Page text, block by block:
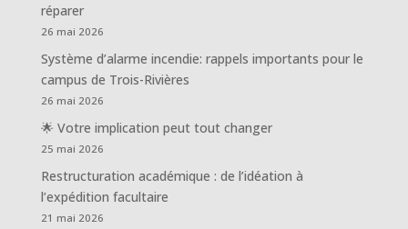
réparer
26 mai 2026
Système d’alarme incendie: rappels importants pour le
campus de Trois-Rivières
26 mai 2026
🌟 Votre implication peut tout changer
25 mai 2026
Restructuration académique : de l’idéation à
l’expédition facultaire
21 mai 2026